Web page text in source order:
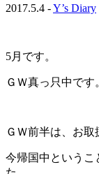
2017.5.4 -Y’s Diary
5月です。
ＧＷ真っ只中です
ＧＷ前半は、お取
今帰国中というこ